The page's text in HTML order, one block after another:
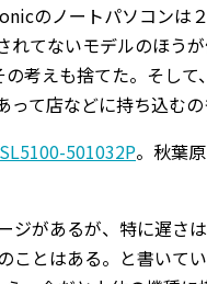
のノートパソコンは
てないモデルのほう
考えも捨てた。そし
て店などに持ち込むの
501032P。秋葉
があるが、特に遅さ
とはある。と書いて